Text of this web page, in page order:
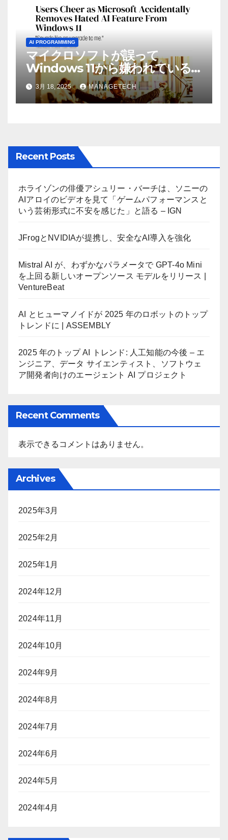
AI PROGRAMMING
マイクロソフトが誤って
Windows 11から嫌われている
AI機能を削除したことにユーザ
ーが歓喜
3月 18, 2025 MANAGETECH
Recent Posts
ホライゾンの俳優アシュリー・バーチは、ソニーの
AIアロイのビデオを見て「ゲームパフォーマンスと
いう芸術形式に不安を感じた」と語る – IGN
JFrogとNVIDIAが提携し、安全なAI導入を強化
Mistral AI が、わずかなパラメータで GPT-4o Mini
を上回る新しいオープンソース モデルをリリース |
VentureBeat
AI とヒューマノイドが 2025 年のロボットのトップ
トレンドに | ASSEMBLY
2025 年のトップ AI トレンド: 人工知能の今後 – エ
ンジニア、データ サイエンティスト、ソフトウェ
ア開発者向けのエージェント AI プロジェクト
Recent Comments
表示できるコメントはありません。
Archives
2025年3月
2025年2月
2025年1月
2024年12月
2024年11月
2024年10月
2024年9月
2024年8月
2024年7月
2024年6月
2024年5月
2024年4月